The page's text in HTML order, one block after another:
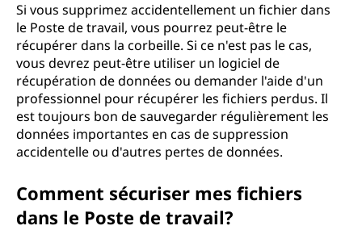
Si vous supprimez accidentellement un fichier dans
le Poste de travail, vous pourrez peut-être le
récupérer dans la corbeille. Si ce n'est pas le cas,
vous devrez peut-être utiliser un logiciel de
récupération de données ou demander l'aide d'un
professionnel pour récupérer les fichiers perdus. Il
est toujours bon de sauvegarder régulièrement les
données importantes en cas de suppression
accidentelle ou d'autres pertes de données.
Comment sécuriser mes fichiers
dans le Poste de travail?